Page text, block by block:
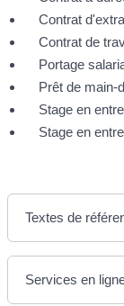
Contrat
Contrat de
Portage
Prêt de
Stage en
Stage en
Textes de
Services en